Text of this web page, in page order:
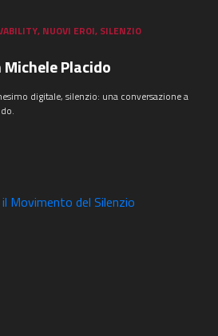
, NUOVI EROI, SILENZIO
Placido
digitale, silenzio: una conversazione a